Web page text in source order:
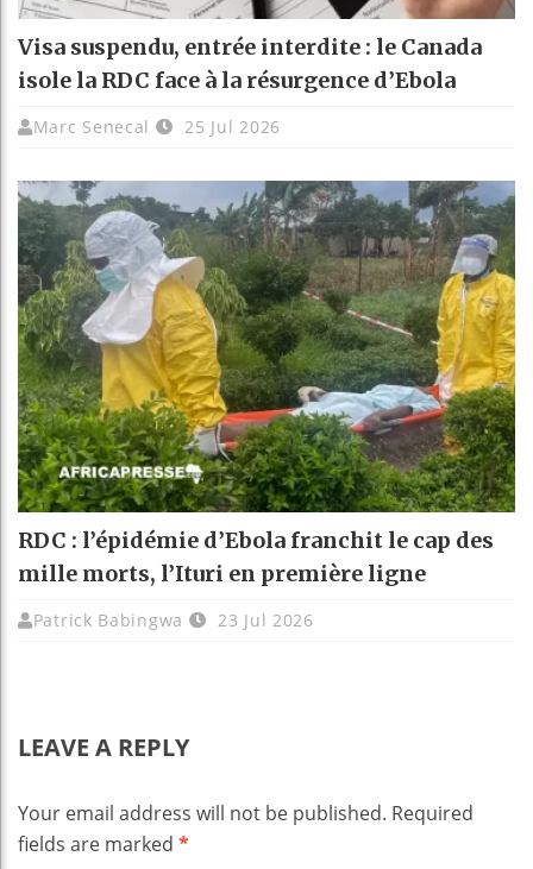
Visa suspendu, entrée interdite : le Canada
isole la RDC face à la résurgence d’Ebola
Marc Senecal 25 Jul 2026
RDC : l’épidémie d’Ebola franchit le cap des
mille morts, l’Ituri en première ligne
Patrick Babingwa 23 Jul 2026
LEAVE A REPLY
Your email address will not be published. Required
fields are marked *